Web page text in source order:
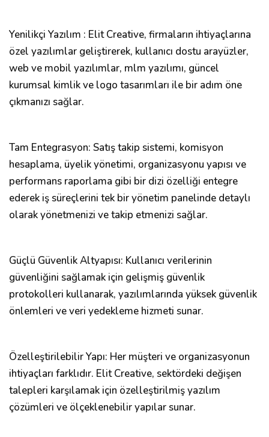
Yenilikçi Yazılım : Elit Creative, firmaların ihtiyaçlarına
özel yazılımlar geliştirerek, kullanıcı dostu arayüzler,
web ve mobil yazılımlar, mlm yazılımı, güncel
kurumsal kimlik ve logo tasarımları ile bir adım öne
çıkmanızı sağlar.
Tam Entegrasyon: Satış takip sistemi, komisyon
hesaplama, üyelik yönetimi, organizasyonu yapısı ve
performans raporlama gibi bir dizi özelliği entegre
ederek iş süreçlerini tek bir yönetim panelinde detaylı
olarak yönetmenizi ve takip etmenizi sağlar.
Güçlü Güvenlik Altyapısı: Kullanıcı verilerinin
güvenliğini sağlamak için gelişmiş güvenlik
protokolleri kullanarak, yazılımlarında yüksek güvenlik
önlemleri ve veri yedekleme hizmeti sunar.
Özelleştirilebilir Yapı: Her müşteri ve organizasyonun
ihtiyaçları farklıdır. Elit Creative, sektördeki değişen
talepleri karşılamak için özelleştirilmiş yazılım
çözümleri ve ölçeklenebilir yapılar sunar.